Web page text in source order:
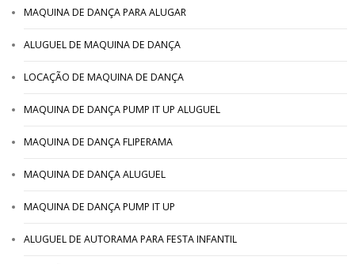
MAQUINA DE DANÇA PARA ALUGAR
ALUGUEL DE MAQUINA DE DANÇA
LOCAÇÃO DE MAQUINA DE DANÇA
MAQUINA DE DANÇA PUMP IT UP ALUGUEL
MAQUINA DE DANÇA FLIPERAMA
MAQUINA DE DANÇA ALUGUEL
MAQUINA DE DANÇA PUMP IT UP
ALUGUEL DE AUTORAMA PARA FESTA INFANTIL